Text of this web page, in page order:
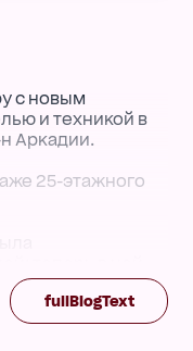
с новым
и техникой в
Аркадии.
25-этажного
кухня-
материалов в
fullBlogText